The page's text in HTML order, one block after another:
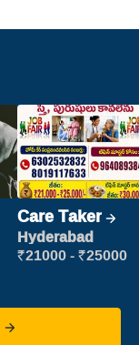
Care Taker
Hyderabad
₹21000 - ₹25000